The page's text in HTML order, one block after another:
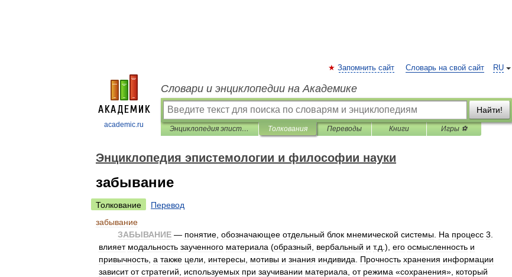
academic.ru
RU
Запомнить сайт Словарь на свой сайт
Словари и энциклопедии на Академике
Найти!
Энциклопедия эпистемологии и философии науки Толкования Переводы Книги Игры ⚽
Энциклопедия эпистемологии и философии науки
забывание
Толкование
Перевод
забывание
ЗАБЫВАНИЕ — понятие обозначающее отдельный блок мнемической системы На процесс 3
влияет модальность заученного материала (образный вербальный и т.д .), его осмысленность и
привычность а также цели интересы мотивы и знания индивида Прочность хранения информации
зависит от стратегий используемых при заучивании материала от режима «сохранения», который